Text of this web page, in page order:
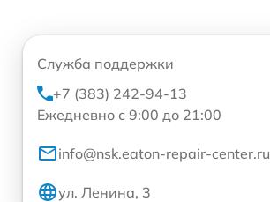
Служба поддержки
+7 (383) 242-94-13
Ежедневно с 9:00 до 21:00
info@nsk.eaton-repair-center.ru
ул. Ленина, 3